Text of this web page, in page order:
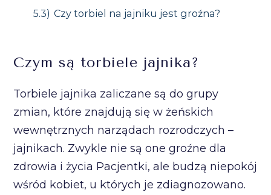
5.3) Czy torbiel na jajniku jest groźna?
Czym są torbiele jajnika?
Torbiele jajnika zaliczane są do grupy
zmian, które znajdują się w żeńskich
wewnętrznych narządach rozrodczych –
jajnikach. Zwykle nie są one groźne dla
zdrowia i życia Pacjentki, ale budzą niepokój
wśród kobiet, u których je zdiagnozowano.